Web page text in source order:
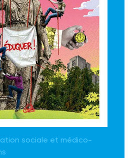
sociale et médico-